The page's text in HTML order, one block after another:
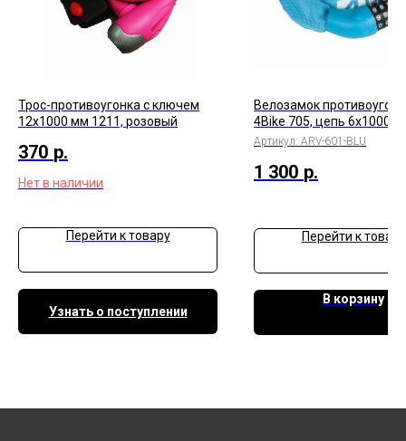
Трос-противоугонка с ключем
12х1000 мм 1211, розовый
370 р.
Нет в наличии
Перейти к товару
Узнать о поступлении
Велозамок
4Bike 705, цепь 6x1000
кодовый, камуфляж
Артикул: ARV-601-BLU
1 300 р.
Перейти к товару
В корзину